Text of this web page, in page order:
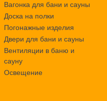
Вагонка для бани и сауны
Доска на полки
Погонажные изделия
Двери для бани и сауны
Вентиляции в баню и
сауну
Освещение